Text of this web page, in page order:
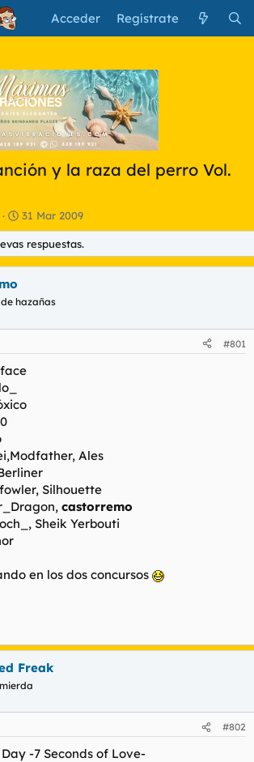
Acceder Regístrate
y la raza del perro Vol.
F
e
c
h
e
n
i
31 Mar 2009
respuestas.
hazañas
#801
Ales
Silhouette
castorremo
Sheik Yerbouti
en los dos concursos
Freak
#802
-7 Seconds of Love-